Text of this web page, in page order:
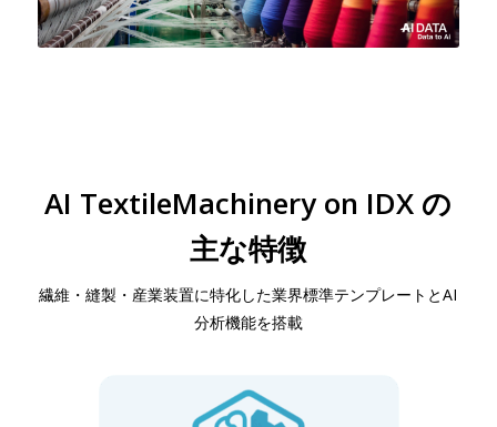
AI TextileMachinery on IDX の
主な特徴
繊維・縫製・産業装置に特化した業界標準テンプレートとAI
分析機能を搭載